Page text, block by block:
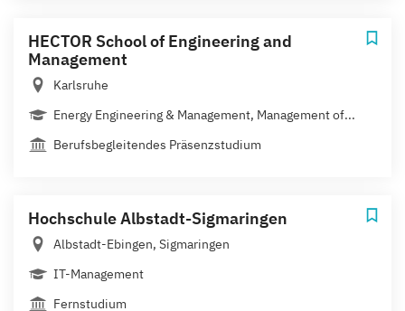
HECTOR School of Engineering and
Management
Karlsruhe
Energy Engineering & Management, Management of...
Berufsbegleitendes Präsenzstudium
Hochschule Albstadt-Sigmaringen
Albstadt-Ebingen, Sigmaringen
IT-Management
Fernstudium